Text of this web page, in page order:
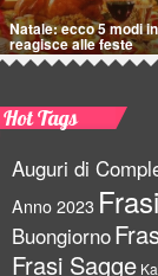
Natale: ecco 5 modi
reagisce alle feste
Hot Tags
Auguri di
Anno 2023
Buongiorno
Frasi Sagge